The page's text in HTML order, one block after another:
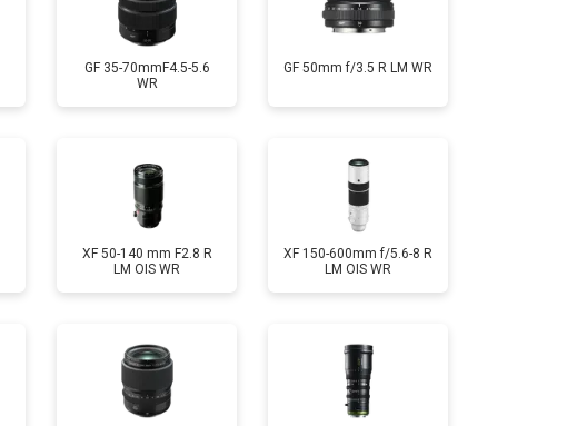
от 2600 ₽ Заказать
GF 35-70mmF4.5-5.6
WR
GF 50mm f/3.5 R LM WR
XF 50-140 mm F2.8 R
LM OIS WR
XF 150-600mm f/5.6-8 R
LM OIS WR